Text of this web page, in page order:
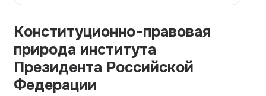
О сервисе
О компании
Наши гарантии
Порядок оплаты
Контакты
Конституционно-правовая
природа института
Президента Российской
Федерации